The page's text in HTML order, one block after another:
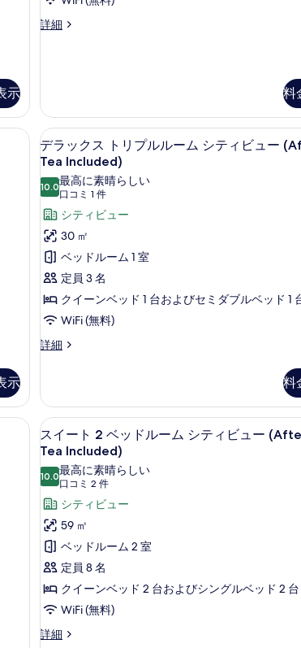
示
す
写
真
を
表
示
す
る
詳細
Superior
Tea
Included)
の
詳
細
料
ド、ミニバー、セーフティボックス (室内)
示
デ
ラ
ッ
ク
ス
ト
リ
プ
ル
ル
ー
テ
ィ
ビ
ュ
ー
(Afternoon
Tea
Included)
の
す
べ
て
デラックス トリプ
5
デラックス トリプルルーム シティビュー
Tea Included)
10.010 点中 10.0
最高に素晴らしい
口コミ 1 件
(口
コ
ミ
件)
シティビュー
30 ㎡
ベッドルーム 1 室
定員 3 名
クイーンベッド 1 台およびセミダブルベッド 1
WiFi (無料)
詳細
デ
ス
ト
リ
プ
ル
ー
ム
シ
テ
ィ
ビ
ー
(Afternoon
Included)
料
ー シティビュー (Afternoon Tea Included) | 部屋からの景観
ス
イ
ー
ト
2
ベ
ッ
ド
ル
ー
ム
5
スイート 2 ベッドルーム シティビュー
Tea Included)
10.010 点中 10.0
最高に素晴らしい
口コミ 2 件
(口
コ
ミ
件)
シティビュー
59 ㎡
ベッドルーム 2 室
定員 8 名
クイーンベッド 2 台およびシングルベッド 2 台
WiFi (無料)
詳細
ス